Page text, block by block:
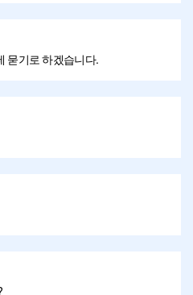
묻기로 하겠습니다.